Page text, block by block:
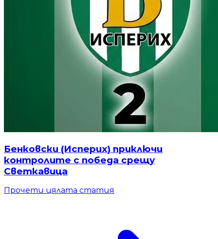
Бенковски (Исперих) приключи
контролите с победа срещу
Светкавица
Прочети цялата статия